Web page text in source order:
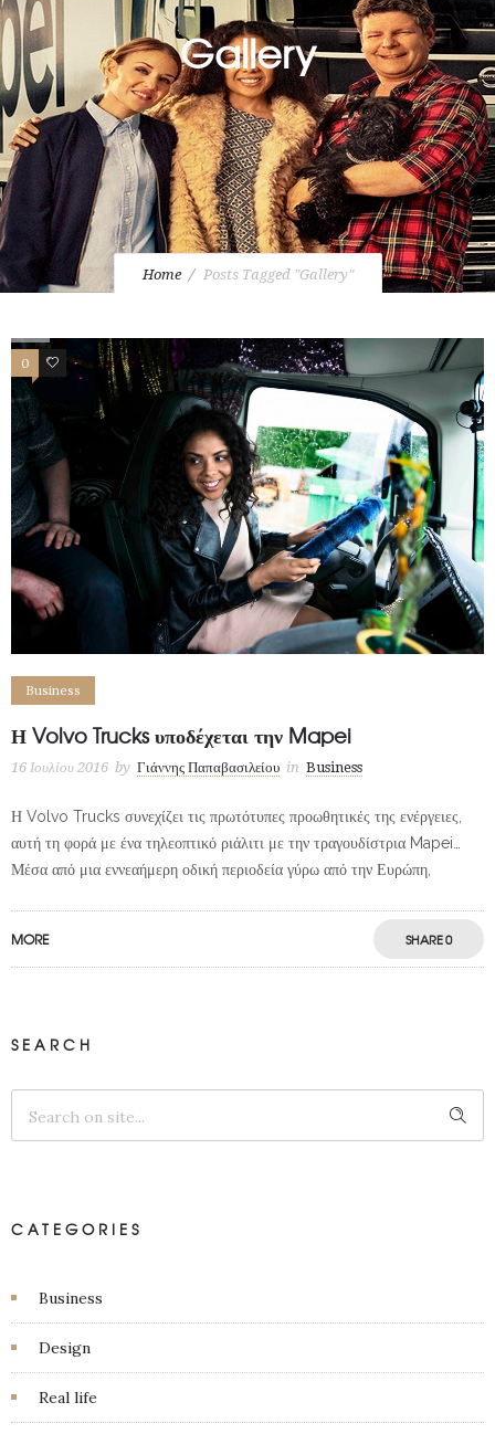
Gallery
Home Posts Tagged "Gallery"
0 2
Business
Η Volvo Trucks υποδέχεται την Mapei
16 Ιουλίου 2016 by Γιάννης Παπαβασιλείου in Business
Η Volvo Trucks συνεχίζει τις πρωτότυπες προωθητικές της ενέργειες,
αυτή τη φορά με ένα τηλεοπτικό ριάλιτι με την τραγουδίστρια Mapei…
Μέσα από μια εννεαήμερη οδική περιοδεία γύρω από την Ευρώπη,
MORE SHARE0
SEARCH
CATEGORIES
Business
Design
Real life